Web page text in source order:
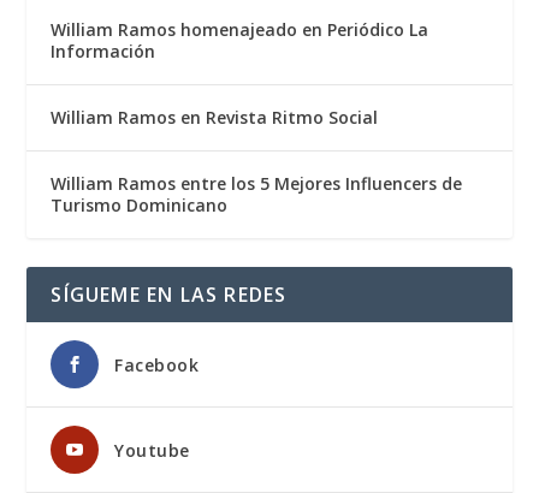
William Ramos homenajeado en Periódico La
Información
William Ramos en Revista Ritmo Social
William Ramos entre los 5 Mejores Influencers de
Turismo Dominicano
SÍGUEME EN LAS REDES
Facebook
Youtube